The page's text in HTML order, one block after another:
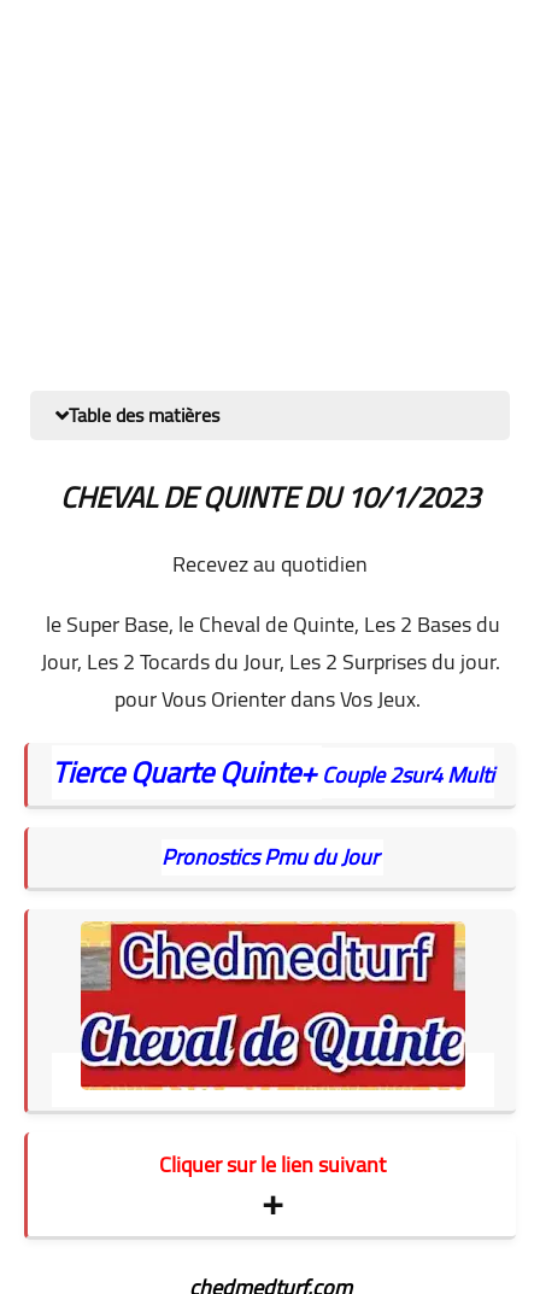
Table des matières
CHEVAL DE QUINTE DU 10/1/2023
Recevez au quotidien
le Super Base, le Cheval de Quinte, Les 2 Bases du
Jour, Les 2 Tocards du Jour, Les 2 Surprises du jour.
pour Vous Orienter dans Vos Jeux.
TierceQuarteQuinte+Couple2sur4Multi
Pronostics Pmu du Jour
Cliquer sur le lien suivant
+